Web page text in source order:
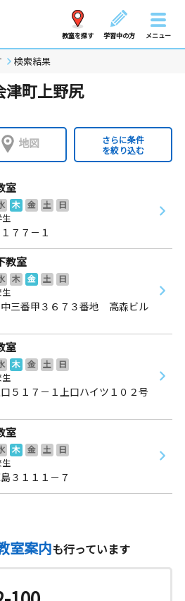
教室を探す 学習中の方 メニュー
検索結果
津町上野尻
地図
さらに条件
を絞り込む
室
木 金 土
日
生
７７－１
教室
木 金 土
日
生
三番甲３６７３番地 高森ビル
室
木 金 土
日
生
５１７－１上口ハイツ１０２号
室
木 金 土
日
生
３１１１－７
室案内も行っています